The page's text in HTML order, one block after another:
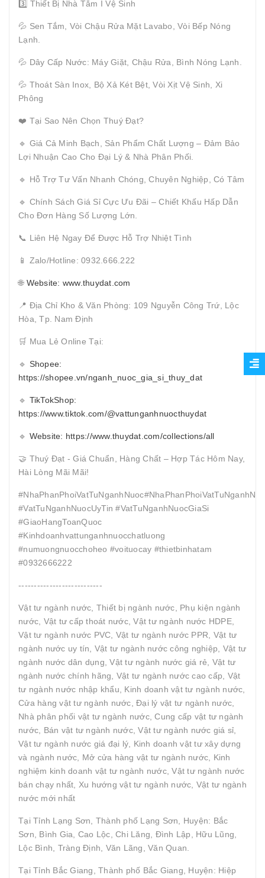
3️⃣ Thiết Bị Nhà Tắm I Vệ Sinh
💦 Sen Tắm, Vòi Chậu Rửa Mặt Lavabo, Vòi Bếp Nóng
Lạnh.
💦 Dây Cấp Nước: Máy Giặt, Chậu Rửa, Bình Nóng Lạnh.
💦 Thoát Sàn Inox, Bộ Xả Két Bệt, Vòi Xịt Vệ Sinh, Xi
Phông
❤️ Tại Sao Nên Chọn Thuý Đạt?
🔹 Giá Cả Minh Bạch, Sản Phẩm Chất Lượng – Đảm Bảo
Lợi Nhuận Cao Cho Đại Lý & Nhà Phân Phối.
🔹 Hỗ Trợ Tư Vấn Nhanh Chóng, Chuyên Nghiệp, Có Tâm
🔹 Chính Sách Giá Sỉ Cực Ưu Đãi – Chiết Khấu Hấp Dẫn
Cho Đơn Hàng Số Lượng Lớn.
📞 Liên Hệ Ngay Để Được Hỗ Trợ Nhiệt Tình
📱 Zalo/Hotline: 0932.666.222
🌐 Website: www.thuydat.com
📍 Địa Chỉ Kho & Văn Phòng: 109 Nguyễn Công Trứ, Lộc
Hòa, Tp. Nam Định
🛒 Mua Lẻ Online Tại:
🔹 Shopee:
https://shopee.vn/nganh_nuoc_gia_si_thuy_dat
🔹 TikTokShop:
https://www.tiktok.com/@vattunganhnuocthuydat
🔹 Website: https://www.thuydat.com/collections/all
🤝 Thuý Đạt - Giá Chuẩn, Hàng Chất – Hợp Tác Hôm Nay,
Hài Lòng Mãi Mãi!
#VatTuNganhNuocUyTin #VatTuNganhNuocGiaSi
#GiaoHangToanQuoc
#Kinhdoanhvattunganhnuocchatluong
#numuongnuocchoheo #voituocay #thietbinhatam
#0932666222
---------------------------
Vật tư ngành nước, Thiết bị ngành nước, Phụ kiện ngành
nước, Vật tư cấp thoát nước, Vật tư ngành nước HDPE,
Vật tư ngành nước PVC, Vật tư ngành nước PPR, Vật tư
ngành nước uy tín, Vật tư ngành nước công nghiệp, Vật tư
ngành nước dân dụng, Vật tư ngành nước giá rẻ, Vật tư
ngành nước chính hãng, Vật tư ngành nước cao cấp, Vật
tư ngành nước nhập khẩu, Kinh doanh vật tư ngành nước,
Cửa hàng vật tư ngành nước, Đại lý vật tư ngành nước,
Nhà phân phối vật tư ngành nước, Cung cấp vật tư ngành
nước, Bán vật tư ngành nước, Vật tư ngành nước giá sỉ,
Vật tư ngành nước giá đại lý, Kinh doanh vật tư xây dựng
và ngành nước, Mở cửa hàng vật tư ngành nước, Kinh
nghiệm kinh doanh vật tư ngành nước, Vật tư ngành nước
bán chạy nhất, Xu hướng vật tư ngành nước, Vật tư ngành
nước mới nhất
Tại Tỉnh Lạng Sơn, Thành phố Lạng Sơn, Huyện: Bắc
Sơn, Bình Gia, Cao Lộc, Chi Lăng, Đình Lập, Hữu Lũng,
Lộc Bình, Tràng Định, Văn Lãng, Văn Quan.
Tại Tỉnh Bắc Giang, Thành phố Bắc Giang, Huyện: Hiệp